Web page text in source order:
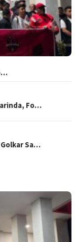
Fo…
Sa…